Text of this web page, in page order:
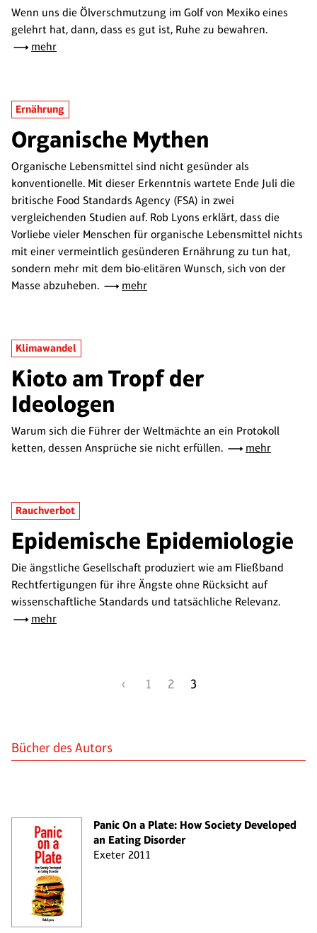
Wenn uns die Ölverschmutzung im Golf von Mexiko eines
gelehrt hat, dann, dass es gut ist, Ruhe zu bewahren.
mehr
Ernährung
Organische Mythen
Organische Lebensmittel sind nicht gesünder als
konventionelle. Mit dieser Erkenntnis wartete Ende Juli die
britische Food Standards Agency (FSA) in zwei
vergleichenden Studien auf. Rob Lyons erklärt, dass die
Vorliebe vieler Menschen für organische Lebensmittel nichts
mit einer vermeintlich gesünderen Ernährung zu tun hat,
sondern mehr mit dem bio-elitären Wunsch, sich von der
Masse abzuheben.
mehr
Klimawandel
Kioto am Tropf der
Ideologen
Warum sich die Führer der Weltmächte an ein Protokoll
ketten, dessen Ansprüche sie nicht erfüllen.
mehr
Rauchverbot
Epidemische Epidemiologie
Die ängstliche Gesellschaft produziert wie am Fließband
Rechtfertigungen für ihre Ängste ohne Rücksicht auf
wissenschaftliche Standards und tatsächliche Relevanz.
mehr
‹ 1 2 3
Bücher des Autors
Panic On a Plate: How Society Developed
an Eating Disorder
Exeter 2011